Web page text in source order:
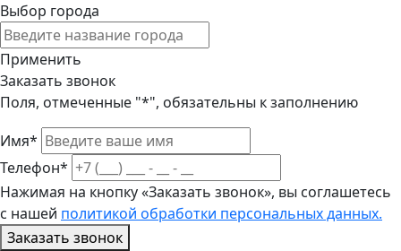
Выбор города
Применить
Заказать звонок
Поля, отмеченные "*", обязательны к заполнению
Имя*
Телефон*
Нажимая на кнопку «Заказать звонок», вы соглашетесь
с нашей политикой обработки персональных данных.
Заказать звонок